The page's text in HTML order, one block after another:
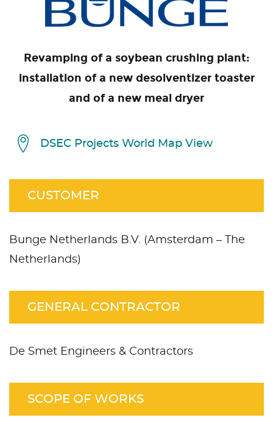
Revamping of a soybean crushing plant:
installation of a new desolventizer toaster
and of a new meal dryer
DSEC Projects World Map View
CUSTOMER
Bunge Netherlands B.V. (Amsterdam – The
Netherlands)
GENERAL CONTRACTOR
De Smet Engineers & Contractors
SCOPE OF WORKS